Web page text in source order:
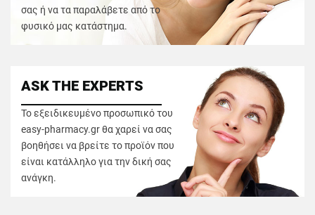
σας ή να τα παραλάβετε από το
φυσικό μας κατάστημα.
ASK THE EXPERTS
Το εξειδικευμένο προσωπικό του
easy-pharmacy.gr θα χαρεί να σας
βοηθήσει να βρείτε το προϊόν που
είναι κατάλληλο για την δική σας
ανάγκη.